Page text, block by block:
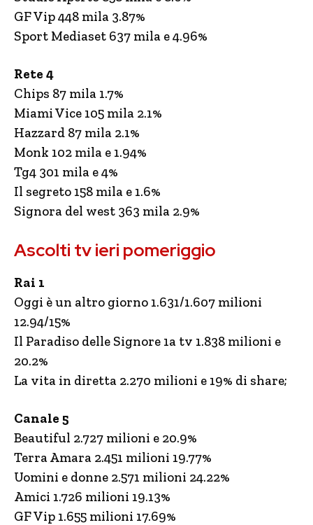
GF Vip 448 mila 3.87%
Sport Mediaset 637 mila e 4.96%
Rete 4
Chips 87 mila 1.7%
Miami Vice 105 mila 2.1%
Hazzard 87 mila 2.1%
Monk 102 mila e 1.94%
Tg4 301 mila e 4%
Il segreto 158 mila e 1.6%
Signora del west 363 mila 2.9%
Ascolti tv ieri pomeriggio
Rai 1
Oggi è un altro giorno 1.631/1.607 milioni
12.94/15%
Il Paradiso delle Signore 1a tv 1.838 milioni e
20.2%
La vita in diretta 2.270 milioni e 19% di share;
Canale 5
Beautiful 2.727 milioni e 20.9%
Terra Amara 2.451 milioni 19.77%
Uomini e donne 2.571 milioni 24.22%
Amici 1.726 milioni 19.13%
GF Vip 1.655 milioni 17.69%